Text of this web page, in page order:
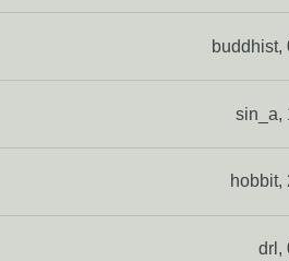
buddhist,
sin_a,
hobbit,
drl,